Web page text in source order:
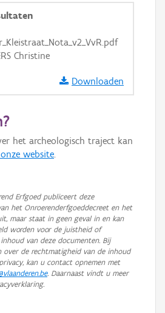
in grijswaarden
Christine
Downloaden
het archeologisch traject kan
website.
Erfgoed publiceert deze
het Onroerenderfgoeddecreet en het
maar staat in geen geval in en kan
worden voor de juistheid of
van deze documenten. Bij
over de rechtmatigheid van de inhoud
kan u contact opnemen met
. Daarnaast vindt u meer